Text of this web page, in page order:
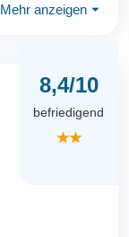
Mehr anzeigen ⏷
8,4/10
befriedigend
★★